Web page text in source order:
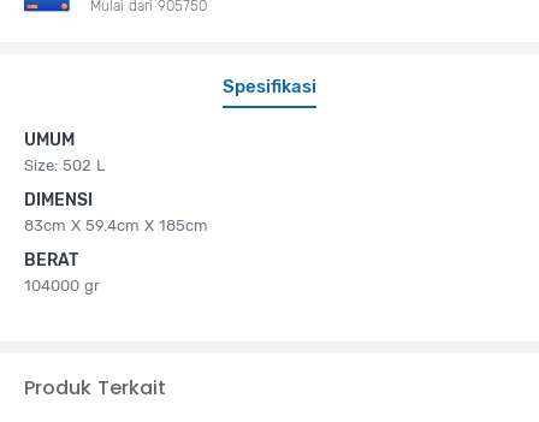
Spesifikasi
UMUM
Size: 502 L
DIMENSI
83cm X 59.4cm X 185cm
BERAT
104000 gr
Mulai dari 905750
Produk Terkait